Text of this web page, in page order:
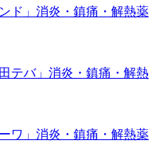
ド」 消炎・鎮痛・解熱薬
テバ」 消炎・鎮痛・解熱
ワ」 消炎・鎮痛・解熱薬